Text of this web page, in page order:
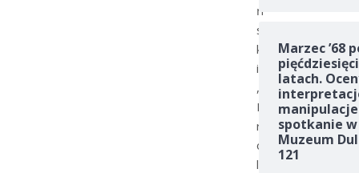
ń
s
k
i
,
K
r
ó
l
Marzec ’68
latach.
spotkanie w
Muzeum
121